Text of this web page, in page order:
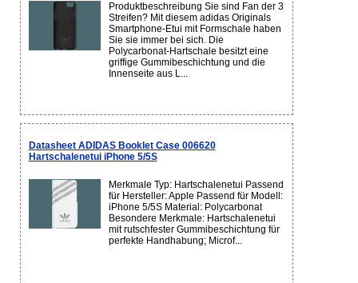
Produktbeschreibung Sie sind Fan der 3
Streifen? Mit diesem adidas Originals
Smartphone-Etui mit Formschale haben
Sie sie immer bei sich. Die
Polycarbonat-Hartschale besitzt eine
griffige Gummibeschichtung und die
Innenseite aus L...
Datasheet ADIDAS Booklet Case 006620
Hartschalenetui iPhone 5/5S
Merkmale Typ: Hartschalenetui Passend
für Hersteller: Apple Passend für Modell:
iPhone 5/5S Material: Polycarbonat
Besondere Merkmale: Hartschalenetui
mit rutschfester Gummibeschichtung für
perfekte Handhabung; Microf...